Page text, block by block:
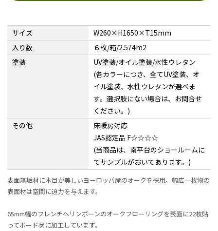
サイズ
W260×H1650×T15mm
入り数
６枚/箱/2.574m2
塗装
UV塗装/オイル塗装/水性ウレタン
(各カラーにつき、全てUV塗装、オ
イル塗装、水性ウレタンが選べま
す。選択肢にない場合は、お問合せ
ください。)
その他
床暖房対応
JAS認定品 F☆☆☆☆
(当商品は、南平台のショールームに
てサンプルがおいてあります。)
表面無垢材に木目が美しいヨーロッパ産のオークを採用。幅広一枚物の
表面材は空間に迫力を与えます。
65mm幅のフレンチヘリンボーンのオークフローリングを表面に22枚貼
ってボード状に加工しています。